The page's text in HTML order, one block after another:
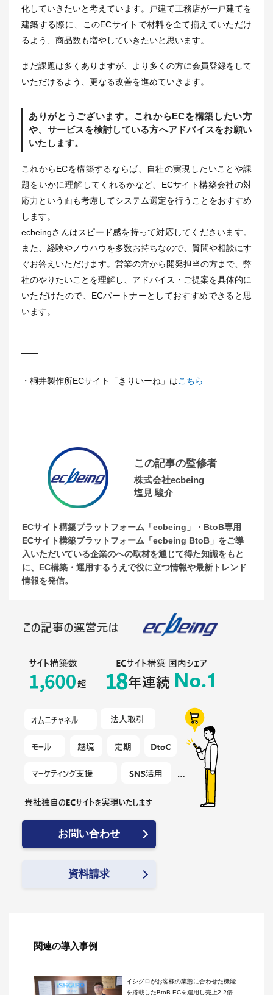
化していきたいと考えています。戸建て工務店が一戸建てを
建築する際に、このECサイトで材料を全て揃えていただけ
るよう、商品数も増やしていきたいと思います。
まだ課題は多くありますが、より多くの方に会員登録をして
いただけるよう、更なる改善を進めていきます。
ありがとうございます。これからECを構築したい方
や、サービスを検討している方へアドバイスをお願い
いたします。
これからECを構築するならば、自社の実現したいことや課
題をいかに理解してくれるかなど、ECサイト構築会社の対
応力という面も考慮してシステム選定を行うことをおすすめ
します。
ecbeingさんはスピード感を持って対応してくださいます。
また、経験やノウハウを多数お持ちなので、質問や相談にす
ぐお答えいただけます。営業の方から開発担当の方まで、弊
社のやりたいことを理解し、アドバイス・ご提案を具体的に
いただけたので、ECパートナーとしておすすめできると思
います。
――
・桐井製作所ECサイト「きりいーね」はこちら
この記事の監修者
株式会社ecbeing
塩見 駿介
ECサイト構築プラットフォーム「ecbeing」・BtoB専用
ECサイト構築プラットフォーム「ecbeing BtoB」をご導
入いただいている企業のへの取材を通じて得た知識をもと
に、EC構築・運用するうえで役に立つ情報や最新トレンド
情報を発信。
お問い合わせ
資料請求
関連の導入事例
イシグロがお客様の業態に合わせた機能
を搭載したBtoB ECを運用し売上2.2倍